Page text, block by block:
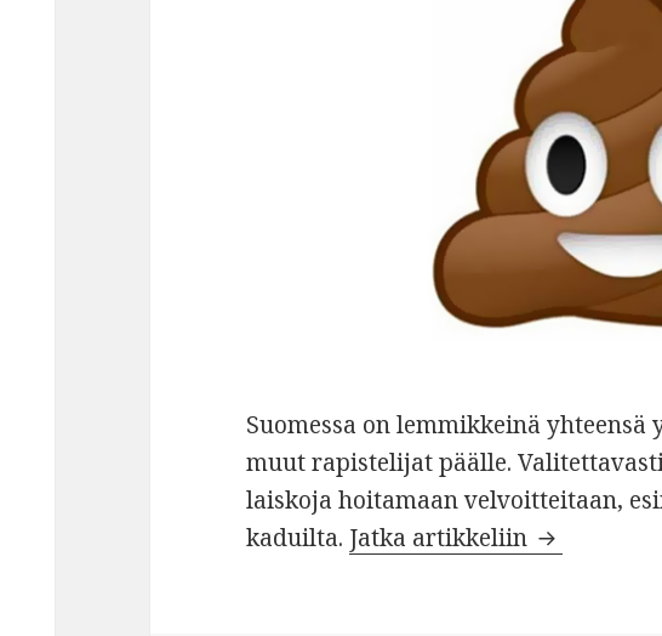
Suomessa on lemmikkeinä
muut rapistelijat päälle.
laiskoja hoitamaan velvoitteitaan,
kaduilta. Jatka artikkeliin